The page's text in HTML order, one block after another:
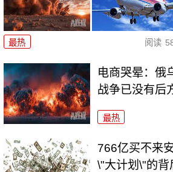
最热 阅读
电商哭晕：俄
战争已没有后
最热
766亿买不来
\"大计划\"的背